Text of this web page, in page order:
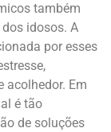
também
idosos. A
por esses
acolhedor. Em
é tão
de soluções